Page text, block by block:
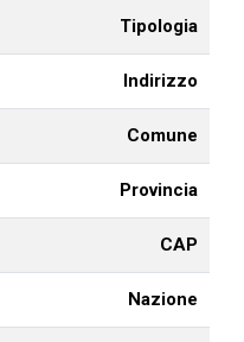
Tipologia
Indirizzo
Comune
Provincia
CAP
Nazione